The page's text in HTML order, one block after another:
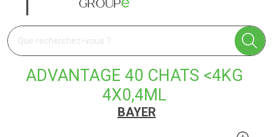
ADVANTAGE 40 CHATS <4KG
4X0,4ML
BAYER